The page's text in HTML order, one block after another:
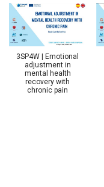
3SP4W | Emotional
adjustment in
mental health
recovery with
chronic pain